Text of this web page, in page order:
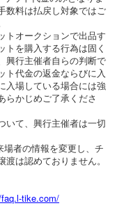
数料は払戻し対象ではご
オークションで出品す
を購入する行為は固く
興行主催者自らの判断で
ト代金の返金ならびに入
入場している場合には強
らかじめご了承くださ
て、興行主催者は一切
者の情報を変更し、チ
は認めておりません。
tike.com/